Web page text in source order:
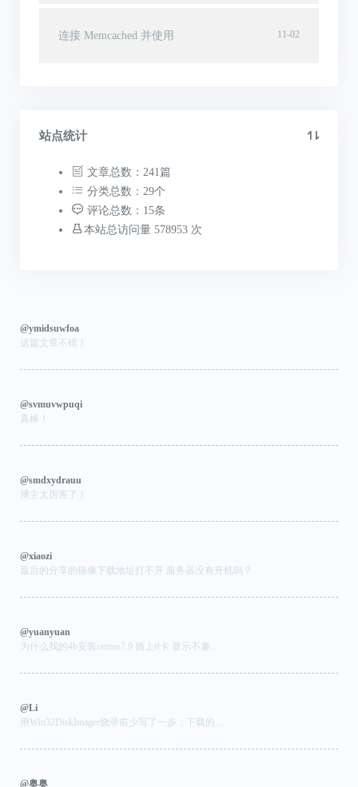
11-02
连接 Memcached 并使用
站点统计
文章总数：241篇
分类总数：29个
评论总数：15条
本站总访问量 578953 次
@ymidsuwfoa
这篇文章不错！
@svmuvwpuqi
真棒！
@smdxydrauu
博主太厉害了！
@xiaozi
最后的分享的镜像下载地址打不开 服务器没有开机吗？
@yuanyuan
为什么我的4b安装centos7.9 插上tf卡 显示不兼...
@Li
用Win32DiskImager烧录前少写了一步，下载的....
@奥奥